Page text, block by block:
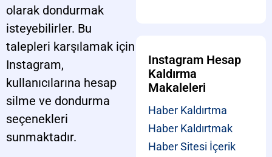
olarak dondurmak
isteyebilirler. Bu
talepleri karşılamak için
Instagram,
kullanıcılarına hesap
silme ve dondurma
seçenekleri
sunmaktadır.
Instagram Hesap
Kaldırma
Makaleleri
Haber Kaldırtma
Haber Kaldırtmak
Haber Sitesi İçerik